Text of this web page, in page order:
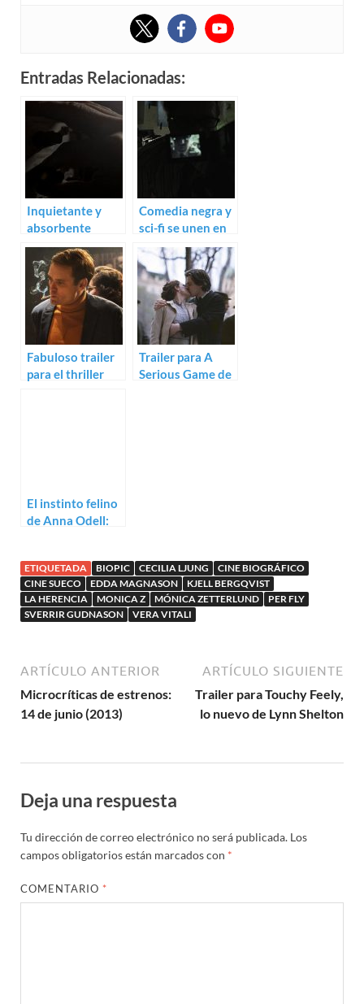
Entradas Relacionadas:
Inquietante y
absorbente
teaser para la
comedia negra de
sci-fi LFO
Comedia negra y
sci-fi se unen en
el genial trailer
de LFO
Fabuloso trailer
para el thriller
Trailer para A
Serious Game de
El instinto felino
de Anna Odell:
ETIQUETADA BIOPIC CECILIA LJUNG
CINE BIOGRÁFICO
CINE SUECO
EDDA MAGNASON
KJELL BERGQVIST
LA HERENCIA
MONICA Z MÓNICA ZETTERLUND
PER FLY
SVERRIR GUDNASON
VERA VITALI
ARTÍCULO ANTERIOR
Microcríticas de estrenos:
14 de junio (2013)
ARTÍCULO SIGUIENTE
Trailer para Touchy Feely,
lo nuevo de Lynn Shelton
Deja una respuesta
Tu dirección de correo electrónico no será publicada. Los
campos obligatorios están marcados con *
COMENTARIO *